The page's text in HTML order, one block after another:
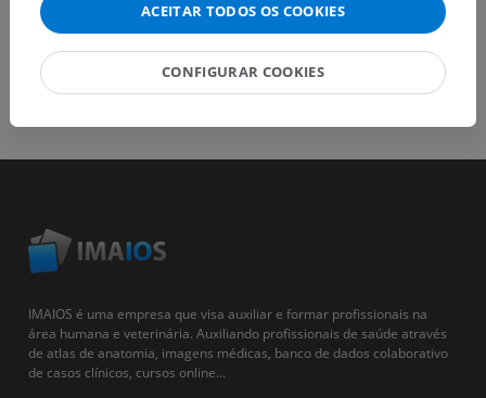
IMAIOS é uma empresa que visa auxiliar e formar profissionais na
área humana e veterinária. Auxiliando profissionais de saúde através
de atlas de anatomia, imagens médicas, banco de dados colaborativo
de casos clínicos, cursos online...
ACEITAR TODOS OS COOKIES
CONFIGURAR COOKIES